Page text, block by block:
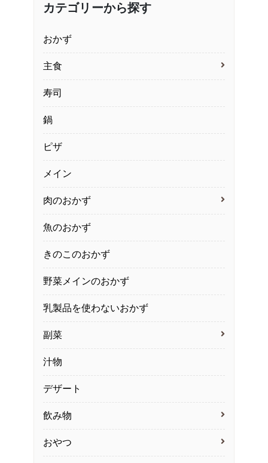
カテゴリーから探す
おかず
主食
寿司
鍋
ピザ
メイン
肉のおかず
魚のおかず
きのこのおかず
野菜メインのおかず
乳製品を使わないおかず
副菜
汁物
デザート
飲み物
おやつ